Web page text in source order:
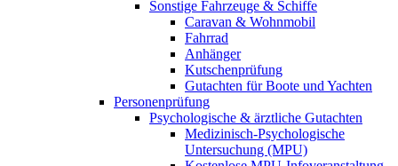
Sonstige Fahrzeuge & Schiffe
Caravan & Wohnmobil
Fahrrad
Anhänger
Kutschenprüfung
Gutachten für Boote und Yachten
Personenprüfung
Psychologische & ärztliche Gutachten
Medizinisch-Psychologische
Untersuchung (MPU)